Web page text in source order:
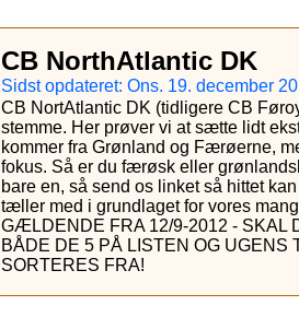
CB NorthAtlantic DK
Sidst opdateret: Ons. 19. december
CB NortAtlantic DK (tidligere CB
stemme. Her prøver vi at sætte lidt
kommer fra Grønland og Færøerne,
fokus. Så er du færøsk eller
bare en, så send os linket så hittet
tæller med i grundlaget for vores
GÆLDENDE FRA 12/9-2012 - SKAL
BÅDE DE 5 PÅ LISTEN OG UGENS
SORTERES FRA!